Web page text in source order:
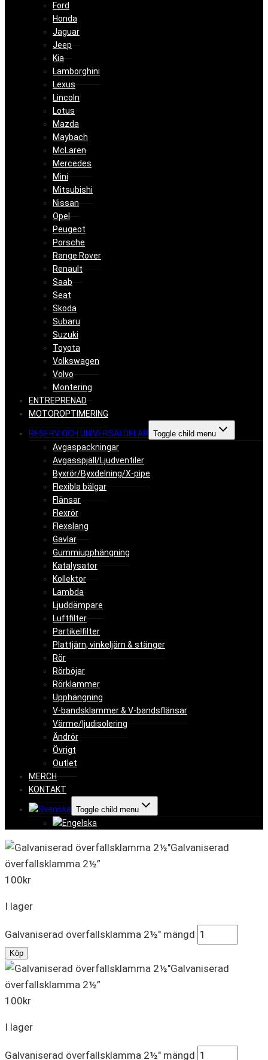
Ford
Honda
Jaguar
Jeep
Kia
Lamborghini
Lexus
Lincoln
Lotus
Mazda
Maybach
McLaren
Mercedes
Mini
Mitsubishi
Nissan
Opel
Peugeot
Porsche
Range Rover
Renault
Saab
Seat
Skoda
Subaru
Suzuki
Toyota
Volkswagen
Volvo
Montering
ENTREPRENAD
MOTOROPTIMERING
RESERV OCH UNIVERSALDELAR Toggle child menu
Avgaspackningar
Avgasspjäll/Ljudventiler
Byxrör/Byxdelning/X-pipe
Flexibla bälgar
Flänsar
Flexrör
Flexslang
Gavlar
Gummiupphängning
Katalysator
Kollektor
Lambda
Ljuddämpare
Luftfilter
Partikelfilter
Plattjärn, vinkeljärn & stänger
Rör
Rörböjar
Rörklammer
Upphängning
V-bandsklammer & V-bandsflänsar
Värme/ljudisolering
Ändrör
Övrigt
Outlet
MERCH
KONTAKT
Toggle child menu
Galvaniserad
överfallsklamma 2½”
100kr
I lager
Galvaniserad överfallsklamma 2½" mängd
Köp
Galvaniserad
överfallsklamma 2½”
100kr
I lager
Galvaniserad överfallsklamma 2½" mängd